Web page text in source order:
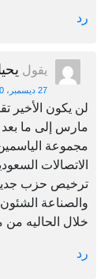
رد
يقول
27 ديسمبر، 2020 الساعة 3:28 م
لن يكون الأخير
مارس إلى ما
مجموعة
الاتصالات
ترخيص حزب جديد
والصناعة
خلال الحاليه
رد